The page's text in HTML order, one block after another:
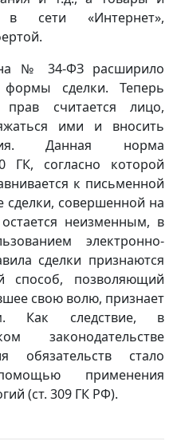
в сети «Интернет»,
№ 34-ФЗ расширило
сделки. Теперь
считается лицо,
ими и вносить
Данная норма
ГК, согласно которой
к письменной
сделки, совершенной на
неизменным, в
электронно-
сделки признаются
способ, позволяющий
свою волю, признает
Как следствие, в
законодательстве
обязательств стало
применения
(ст. 309 ГК РФ).